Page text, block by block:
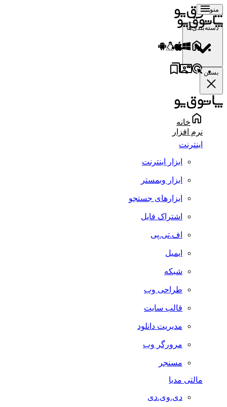
منو
دسته‌بندی‌ها
بستن
خانه
نرم افزار
اینترنت
ابزار اینترنت
ابزار وبمستر
ابزارهای جستجو
اشتراک فایل
اف.تی.پی
ایمیل
شبکه
طراحی وب
قالب سایت
مدیریت دانلود
مرورگر وب
مسنجر
مالتی مدیا
دی.وی.دی